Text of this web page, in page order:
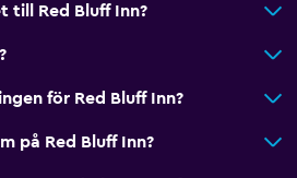
till Red Bluff Inn?
för Red Bluff Inn?
på Red Bluff Inn?